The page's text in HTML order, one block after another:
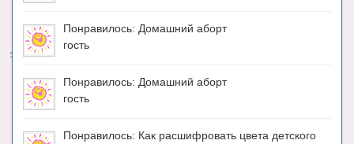
Понравилось: Домашний аборт
гость
Понравилось: Домашний аборт
гость
Понравилось: Как расшифровать цвета детского